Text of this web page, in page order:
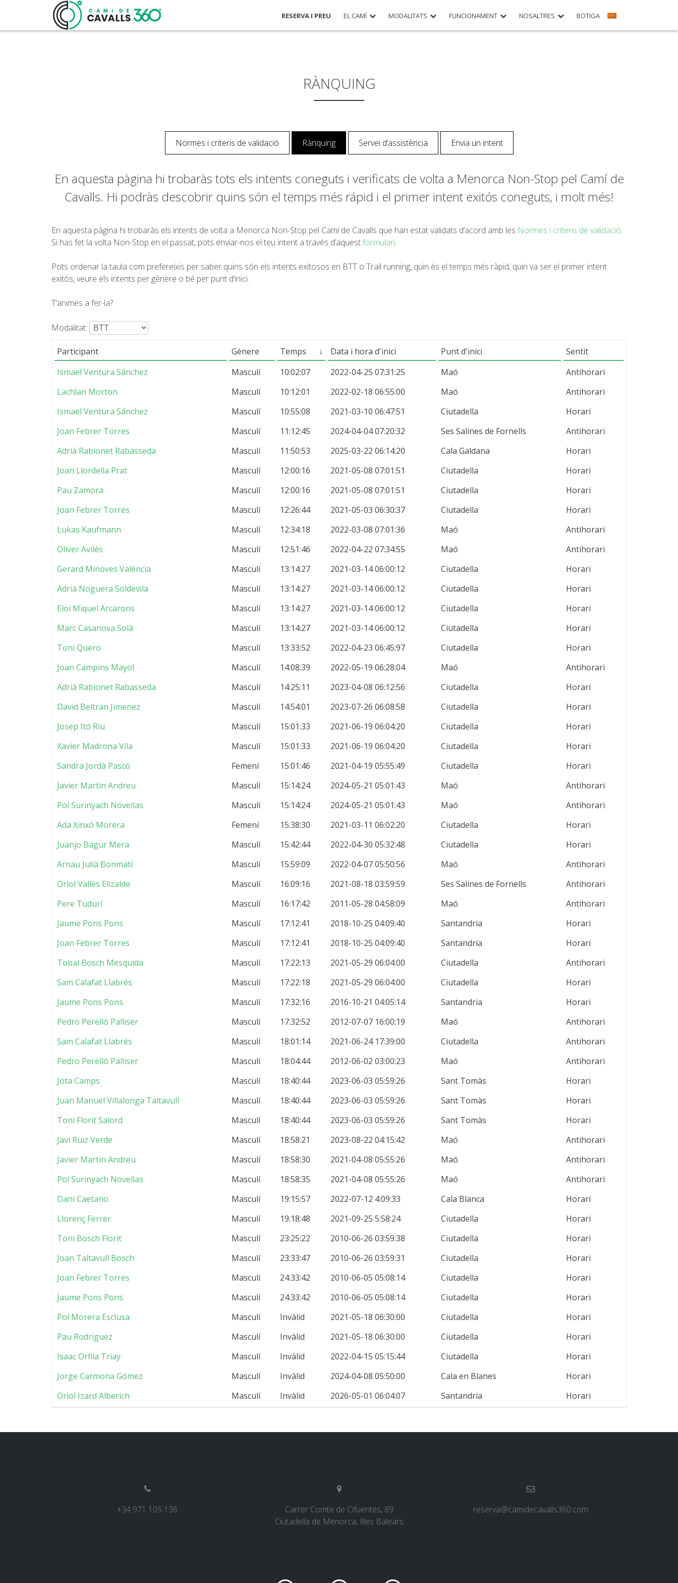
RESERVA I PREU EL CAMÍ MODALITATS FUNCIONAMENT NOSALTRES BOTIGA
RÀNQUING
Normes i criteris de validació Rànquing Servei d’assistència Envia un intent
En aquesta pàgina hi trobaràs tots els intents coneguts i verificats de volta a Menorca Non-Stop pel Camí de
Cavalls. Hi podràs descobrir quins són el temps més rápid i el primer intent exitós coneguts, i molt més!
En aquesta pàgina hi trobaràs els intents de volta a Menorca Non-Stop pel Camí de Cavalls que han estat validats d’acord amb les Normes i criteris de validació.
Si has fet la volta Non-Stop en el passat, pots enviar-nos el teu intent a través d’aquestformulari.
Pots ordenar la taula com prefereixis per saber quins són els intents exitosos en BTT o Trail running, quin és el temps més ràpid, quin va ser el primer intent
exitós, veure els intents per gènere o bé per punt d’inici.
T’animes a fer-la?
Modalitat:
Participant Gènere Temps ↓ Data i hora d'inici Punt d'inici
Sentit
Ismael Ventura Sánchez
Masculí 10:02:07 2022-04-25 07:31:25 Maó
Antihorari
Lachlan Morton
Masculí 10:12:01 2022-02-18 06:55:00 Maó
Antihorari
Ismael Ventura Sánchez
Masculí 10:55:08 2021-03-10 06:47:51 Ciutadella
Horari
Joan Febrer Torres
Masculí 11:12:45 2024-04-04 07:20:32 Ses Salines de Fornells
Antihorari
Adrià Rabionet Rabasseda
Masculí 11:50:53 2025-03-22 06:14:20 Cala Galdana
Horari
Joan Llordella Prat
Masculí 12:00:16 2021-05-08 07:01:51 Ciutadella
Horari
Pau Zamora
Masculí 12:00:16 2021-05-08 07:01:51 Ciutadella
Horari
Joan Febrer Torres
Masculí 12:26:44 2021-05-03 06:30:37 Ciutadella
Horari
Lukas Kaufmann
Masculí 12:34:18 2022-03-08 07:01:36 Maó
Antihorari
Oliver Avilés
Masculí 12:51:46 2022-04-22 07:34:55 Maó
Antihorari
Gerard Minoves València
Masculí 13:14:27 2021-03-14 06:00:12 Ciutadella
Horari
Adrià Noguera Soldevila
Masculí 13:14:27 2021-03-14 06:00:12 Ciutadella
Horari
Eloi Miquel Arcarons
Masculí 13:14:27 2021-03-14 06:00:12 Ciutadella
Horari
Marc Casanova Solà
Masculí 13:14:27 2021-03-14 06:00:12 Ciutadella
Horari
Toni Quero
Masculí 13:33:52 2022-04-23 06:45:97 Ciutadella
Horari
Joan Campins Mayol
Masculí 14:08:39 2022-05-19 06:28:04 Maó
Antihorari
Adrià Rabionet Rabasseda
Masculí 14:25:11 2023-04-08 06:12:56 Ciutadella
Horari
David Beltran Jimenez
Masculí 14:54:01 2023-07-26 06:08:58 Ciutadella
Horari
Josep Itó Riu
Masculí 15:01:33 2021-06-19 06:04:20 Ciutadella
Horari
Xavier Madrona Vila
Masculí 15:01:33 2021-06-19 06:04:20 Ciutadella
Horari
Sandra Jordà Pascó
Femení 15:01:46 2021-04-19 05:55:49 Ciutadella
Horari
Javier Martín Andreu
Masculí 15:14:24 2024-05-21 05:01:43 Maó
Antihorari
Pol Surinyach Novellas
Masculí 15:14:24 2024-05-21 05:01:43 Maó
Antihorari
Ada Xinxó Morera
Femení 15:38:30 2021-03-11 06:02:20 Ciutadella
Horari
Juanjo Bagur Mera
Masculí 15:42:44 2022-04-30 05:32:48 Ciutadella
Horari
Arnau Julià Bonmatí
Masculí 15:59:09 2022-04-07 05:50:56 Maó
Antihorari
Oriol Vallès Elizalde
Masculí 16:09:16 2021-08-18 03:59:59 Ses Salines de Fornells
Antihorari
Pere Tudurí
Masculí 16:17:42 2011-05-28 04:58:09 Maó
Antihorari
Jaume Pons Pons
Masculí 17:12:41 2018-10-25 04:09:40 Santandria
Horari
Joan Febrer Torres
Masculí 17:12:41 2018-10-25 04:09:40 Santandria
Horari
Tobal Bosch Mesquida
Masculí 17:22:13 2021-05-29 06:04:00 Ciutadella
Antihorari
Sam Calafat Llabrés
Masculí 17:22:18 2021-05-29 06:04:00 Ciutadella
Horari
Jaume Pons Pons
Masculí 17:32:16 2016-10-21 04:05:14 Santandria
Horari
Pedro Perelló Palliser
Masculí 17:32:52 2012-07-07 16:00:19 Maó
Antihorari
Sam Calafat Llabrés
Masculí 18:01:14 2021-06-24 17:39:00 Ciutadella
Antihorari
Pedro Perelló Palliser
Masculí 18:04:44 2012-06-02 03:00:23 Maó
Antihorari
Jota Camps
Masculí 18:40:44 2023-06-03 05:59:26 Sant Tomàs
Horari
Juan Manuel Villalonga Taltavull
Masculí 18:40:44 2023-06-03 05:59:26 Sant Tomàs
Horari
Toni Florit Salord
Masculí 18:40:44 2023-06-03 05:59:26 Sant Tomàs
Horari
Javi Ruiz Verde
Masculí 18:58:21 2023-08-22 04:15:42 Maó
Antihorari
Javier Martin Andreu
Masculí 18:58:30 2021-04-08 05:55:26 Maó
Antihorari
Pol Surinyach Novellas
Masculí 18:58:35 2021-04-08 05:55:26 Maó
Antihorari
Dani Caetano
Masculí 19:15:57 2022-07-12 4:09:33 Cala Blanca
Horari
Llorenç Ferrer
Masculí 19:18:48 2021-09-25 5:58:24 Ciutadella
Horari
Toni Bosch Florit
Masculí 23:25:22 2010-06-26 03:59:38 Ciutadella
Horari
Joan Taltavull Bosch
Masculí 23:33:47 2010-06-26 03:59:31 Ciutadella
Horari
Joan Febrer Torres
Masculí 24:33:42 2010-06-05 05:08:14 Ciutadella
Horari
Jaume Pons Pons
Masculí 24:33:42 2010-06-05 05:08:14 Ciutadella
Horari
Pol Morera Esclusa
Masculí Invàlid 2021-05-18 06:30:00 Ciutadella
Horari
Pau Rodriguez
Masculí Invàlid 2021-05-18 06:30:00 Ciutadella
Horari
Isaac Orfila Triay
Masculí Invàlid 2022-04-15 05:15:44 Ciutadella
Horari
Jorge Carmona Gómez
Masculí Invàlid 2024-04-08 05:50:00 Cala en Blanes
Horari
Oriol Izard Alberich
Masculí Invàlid 2026-05-01 06:04:07 Santandria Horari
+34 971 105 136
Carrer Comte de Cifuentes, 89
Ciutadella de Menorca, Illes Balears
reserva@camidecavalls360.com